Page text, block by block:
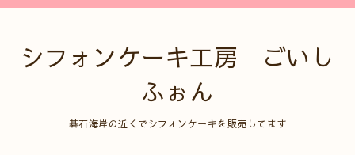
シフォンケーキ工房 ごいし
ふぉん
碁石海岸の近くでシフォンケーキを販売してます